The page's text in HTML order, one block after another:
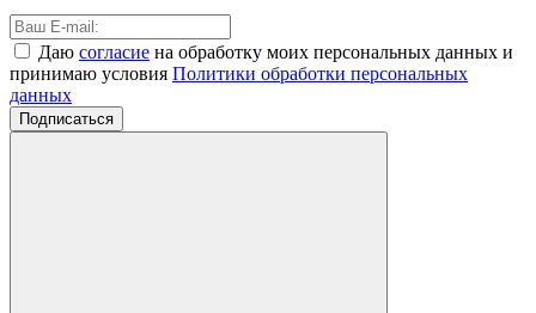
Даю согласие на обработку моих персональных данных и
принимаю условия Политики обработки персональных
данных
Подписаться